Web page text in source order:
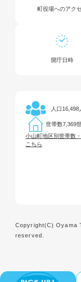
町役場へのアク
開庁日時
人口 16,498
世帯数7,369
小山町地区別世帯数
こちら
Copyright(C) Oyama
reserved.